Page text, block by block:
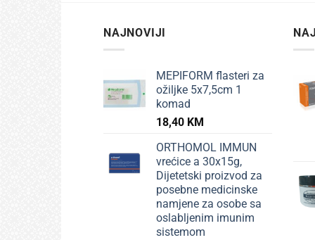
NAJNOVIJI
MEPIFORM flasteri za
ožiljke 5x7,5cm 1
komad
18,40 KM
ORTHOMOL IMMUN
vrećice a 30x15g,
Dijetetski proizvod za
posebne medicinske
namjene za osobe sa
oslabljenim imunim
sistemom